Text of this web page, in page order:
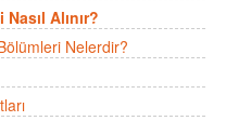
Alınır?
Nelerdir?